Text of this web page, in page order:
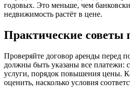
годовых. Это меньше, чем
недвижимость растёт в цене.
Практические советы
Проверяйте договор аренды перед
должны быть указаны все платежи:
услуги, порядок повышения цены.
оценить, насколько условия